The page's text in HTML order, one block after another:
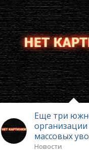
Еще три
массовых
Новости